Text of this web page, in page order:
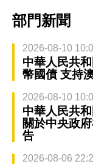
部門新聞
2026-08-10
中華人民共
幣國債 支持
2026-08-10
中華人民共
關於中央政
告
2026-08-06